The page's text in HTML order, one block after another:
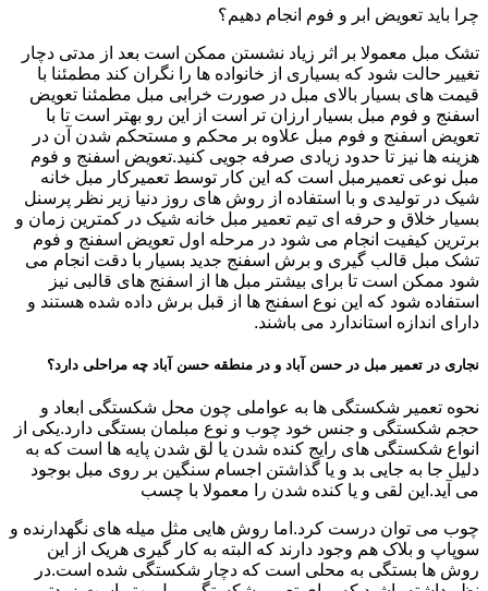
چرا باید تعویض ابر و فوم انجام دهیم؟
تشک مبل معمولا بر اثر زیاد نشستن ممکن است بعد از مدتی دچار
تغییر حالت شود که بسیاری از خانواده ها را نگران کند مطمئنا با
قیمت های بسیار بالای مبل در صورت خرابی مبل مطمئنا تعویض
اسفنج و فوم مبل بسیار ارزان تر است از این رو بهتر است تا با
تعویض اسفنج و فوم مبل علاوه بر محکم و مستحکم شدن آن در
هزینه ها نیز تا حدود زیادی صرفه جویی کنید.تعویض اسفنج و فوم
مبل نوعی تعمیرمبل است که این کار توسط تعمیرکار مبل خانه
شیک در تولیدی و با استفاده از روش های روز دنیا زیر نظر پرسنل
بسیار خلاق و حرفه ای تیم تعمیر مبل خانه شیک در کمترین زمان و
برترین کیفیت انجام می شود در مرحله اول تعویض اسفنج و فوم
تشک مبل قالب گیری و برش اسفنج جدید بسیار با دقت انجام می
شود ممکن است تا برای بیشتر مبل ها از اسفنج های قالبی نیز
استفاده شود که این نوع اسفنج ها از قبل برش داده شده هستند و
دارای اندازه استاندارد می باشند.
نجاری در تعمیر مبل در حسن آباد و در منطقه حسن آباد چه مراحلی دارد؟
نحوه تعمیر شکستگی ها به عواملی چون محل شکستگی ابعاد و
حجم شکستگی و جنس خود چوب و نوع مبلمان بستگی دارد.یکی از
انواع شکستگی های رایج کنده شدن یا لق شدن پایه ها است که به
دلیل جا به جایی بد و یا گذاشتن اجسام سنگین بر روی مبل بوجود
می آید.این لقی و یا کنده شدن را معمولا با چسب
چوب می توان درست کرد.اما روش هایی مثل میله های نگهدارنده و
سوپاپ و بلاک هم وجود دارند که البته به کار گیری هریک از این
روش ها بستگی به محلی است که دچار شکستگی شده است.در